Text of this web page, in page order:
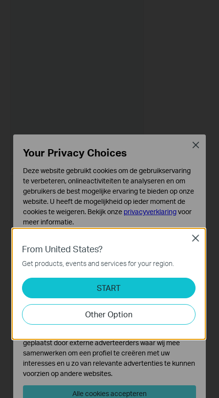
From United States?
Get products, events and services for your region.
START
Other Option
Close
Your Privacy Choices
Deze website gebruikt cookies om de gebruikservaring
te verbeteren, onlineactiviteiten te analyseren en om
gebruikers de best mogelijke ervaring te bieden op onze
website. U heeft de mogelijkheid op ieder moment de
cookies te weigeren. Bekijk onze privacyverklaringvoor
meer informatie.
Deze cookies zijn noodzakelijk voor de werking van de
website en kunnen niet worden uitgeschakeld.
Analyse en Marketing Cookies
Cookies voor analyse geven ons de mogelijkheid uw
activiteiten op onze website te volgen en zo de
functionaliteit van de website aan te passen en te
verbeteren.
geplaatst door externe adverteerders waar wij mee
samenwerken om een profiel te creëren met uw
interesses en u zo van relevante advertenties te kunnen
voorzien op andere websites.
Alle cookies accepteren
Close